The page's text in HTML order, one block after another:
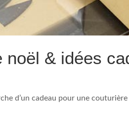
noël & idées
d’un cadeau pour une